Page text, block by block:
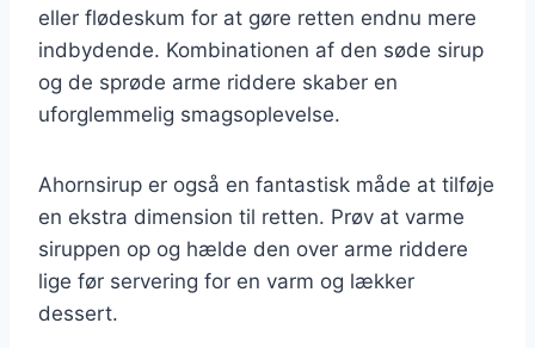
eller flødeskum for at gøre retten endnu mere
indbydende. Kombinationen af den søde sirup
og de sprøde arme riddere skaber en
uforglemmelig smagsoplevelse.
Ahornsirup er også en fantastisk måde at tilføje
en ekstra dimension til retten. Prøv at varme
siruppen op og hælde den over arme riddere
lige før servering for en varm og lækker
dessert.